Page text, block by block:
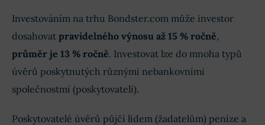
Investováním na trhu Bondster.com může investor
dosahovat pravidelného výnosu až 15 % ročně,
průměr je 13 % ročně. Investovat lze do mnoha typů
úvěrů poskytnutých různými nebankovními
společnostmi (poskytovateli).
Poskytovatelé úvěrů půjčí lidem (žadatelům) peníze a